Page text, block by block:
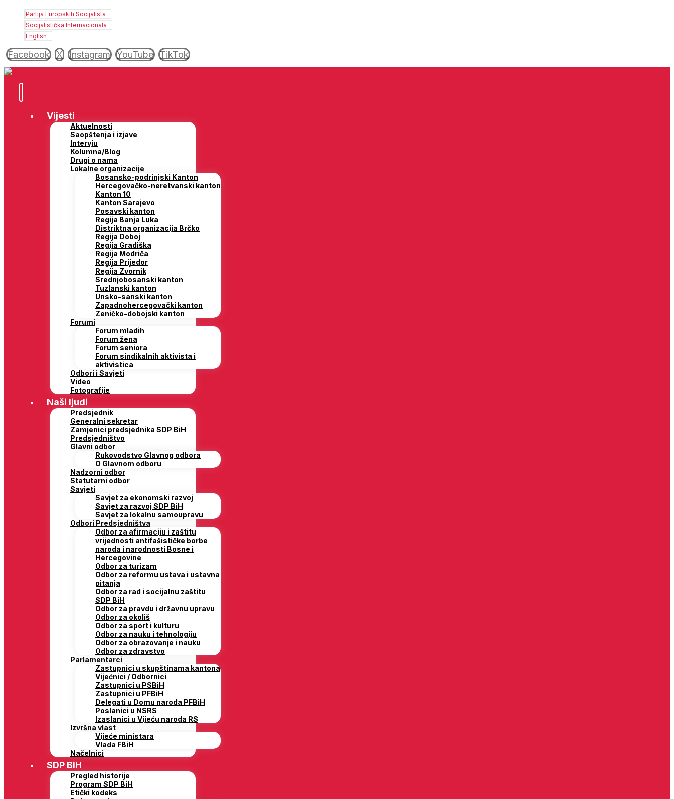
Partija Europskih Socijalista
Socijalistička Internacionala
English
Facebook X Instagram YouTube TikTok
Vijesti
Aktuelnosti
Saopštenja i izjave
Intervju
Kolumna/Blog
Drugi o nama
Lokalne organizacije
Bosansko-podrinjski Kanton
Hercegovačko-neretvanski kanton
Kanton 10
Kanton Sarajevo
Posavski kanton
Regija Banja Luka
Distriktna organizacija Brčko
Regija Doboj
Regija Gradiška
Regija Modriča
Regija Prijedor
Regija Zvornik
Srednjobosanski kanton
Tuzlanski kanton
Unsko-sanski kanton
Zapadnohercegovački kanton
Zeničko-dobojski kanton
Forumi
Forum mladih
Forum žena
Forum seniora
Forum sindikalnih aktivista i
aktivistica
Odbori i Savjeti
Video
Fotografije
Naši ljudi
Predsjednik
Generalni sekretar
Zamjenici predsjednika SDP BiH
Predsjedništvo
Glavni odbor
Rukovodstvo Glavnog odbora
O Glavnom odboru
Nadzorni odbor
Statutarni odbor
Savjeti
Savjet za ekonomski razvoj
Savjet za razvoj SDP BiH
Savjet za lokalnu samoupravu
Odbori Predsjedništva
Odbor za afirmaciju i zaštitu
vrijednosti antifašističke borbe
naroda i narodnosti Bosne i
Hercegovine
Odbor za turizam
Odbor za reformu ustava i ustavna
pitanja
Odbor za rad i socijalnu zaštitu
SDP BiH
Odbor za pravdu i državnu upravu
Odbor za okoliš
Odbor za sport i kulturu
Odbor za nauku i tehnologiju
Odbor za obrazovanje i nauku
Odbor za zdravstvo
Parlamentarci
Zastupnici u skupštinama kantona
Vijećnici / Odbornici
Zastupnici u PSBiH
Zastupnici u PFBiH
Delegati u Domu naroda PFBiH
Poslanici u NSRS
Izaslanici u Vijeću naroda RS
Izvršna vlast
Vijeće ministara
Vlada FBiH
Načelnici
SDP BiH
Pregled historije
Program SDP BiH
Etički kodeks